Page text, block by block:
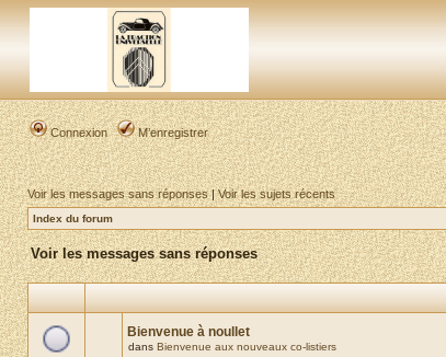
Connexion M’enregistrer
Voir les messages sans réponses|Voir les sujets récents
Index du forum
Voir les messages sans réponses
Bienvenue à noullet
dans Bienvenue aux nouveaux co-listiers